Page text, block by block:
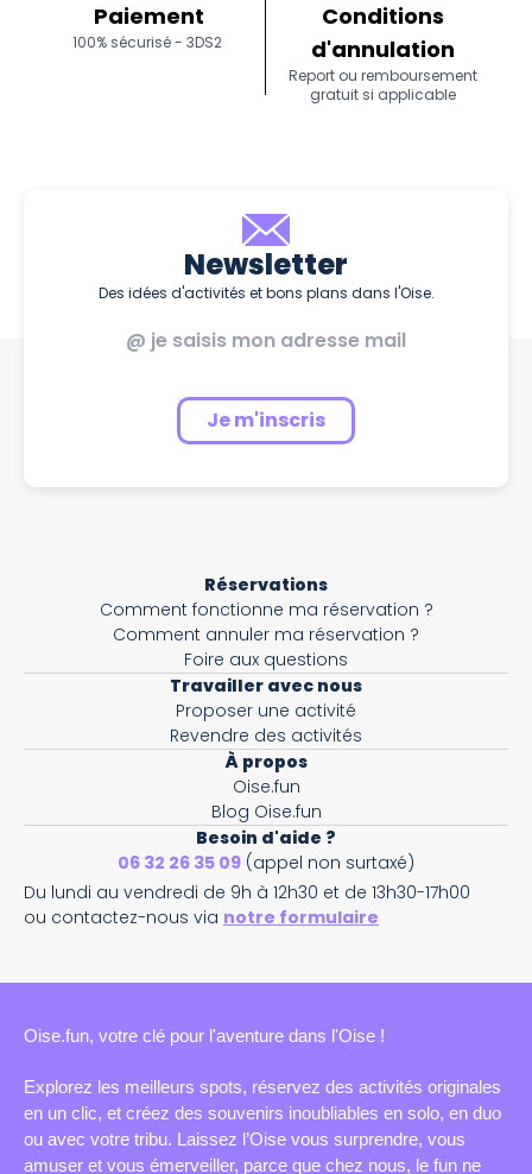
Paiement
100% sécurisé - 3DS2
Conditions
d'annulation
Report ou remboursement
gratuit si applicable
Newsletter
Des idées d'activités et bons plans dans l'Oise.
Je m'inscris
Réservations
Comment fonctionne ma réservation ?
Comment annuler ma réservation ?
Foire aux questions
Travailler avec nous
Proposer une activité
Revendre des activités
À propos
Oise.fun
Blog Oise.fun
Besoin d'aide ?
06 32 26 35 09 (appel non surtaxé)
Du lundi au vendredi de 9h à 12h30 et de 13h30-17h00
ou contactez-nous via notre formulaire
Oise.fun, votre clé pour l'aventure dans l'Oise !
Explorez les meilleurs spots, réservez des activités originales
en un clic, et créez des souvenirs inoubliables en solo, en duo
ou avec votre tribu. Laissez l’Oise vous surprendre, vous
amuser et vous émerveiller, parce que chez nous, le fun ne